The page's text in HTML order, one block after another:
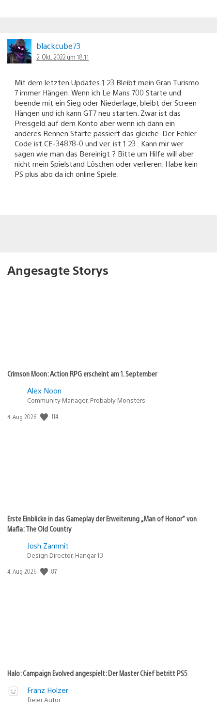
blackcube73
2. Okt. 2022 um 18:11
Mit dem letzten Updates 1.23 Bleibt mein Gran Turismo
7 immer Hängen. Wenn ich Le Mans 700 Starte und
beende mit ein Sieg oder Niederlage, bleibt der Screen
Hängen und ich kann GT7 neu starten. Zwar ist das
Preisgeld auf dem Konto aber wenn ich dann ein
anderes Rennen Starte passiert das gleiche. Der Fehler
Code ist CE-34878-0 und ver. ist 1.23 . Kann mir wer
sagen wie man das Bereinigt ? Bitte um Hilfe will aber
nicht mein Spielstand Löschen oder verlieren. Habe kein
PS plus abo da ich online Spiele.
Angesagte Storys
Crimson Moon: Action RPG erscheint am 1. September
Alex Noon
Community Manager, Probably Monsters
Veröffentlichungsdatum:
4. Aug 2026 114
Erste Einblicke in das Gameplay der Erweiterung „Man of Honor“ von
Mafia: The Old Country
Josh Zammit
Design Director, Hangar 13
Veröffentlichungsdatum:
4. Aug 2026 87
Halo: Campaign Evolved angespielt: Der Master Chief betritt PS5
Franz Holzer
freier Autor